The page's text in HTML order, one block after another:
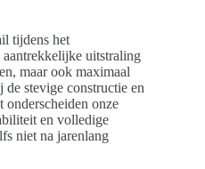
tijdens het
aantrekkelijke uitstraling
maar ook maximaal
stevige constructie en
onderscheiden onze
en volledige
niet na jarenlang